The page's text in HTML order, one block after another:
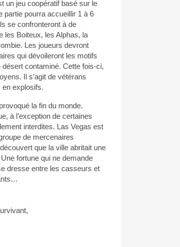
un jeu coopératif basé sur le
partie pourra accueillir 1 à 6
se confronteront à de
les Boiteux, les Alphas, la
Les joueurs devront
qui dévoileront les motifs
contaminé. Cette fois-ci,
Il s’agit de vétérans
explosifs.
la fin du monde.
à l’exception de certaines
interdites. Las Vegas est
de mercenaires
que la ville abritait une
fortune qui ne demande
dresse entre les casseurs et